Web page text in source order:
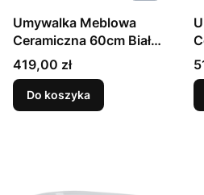
Umywalka Meblowa
Ceramiczna 60cm Biały
Połysk Sona
Cena
419,00 zł
Do koszyka